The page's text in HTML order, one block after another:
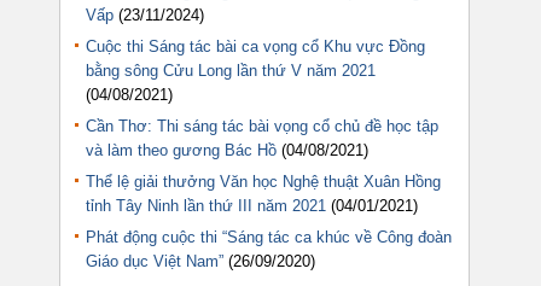
Vấp (23/11/2024)
Cuộc thi Sáng tác bài ca vọng cổ Khu vực Đồng
bằng sông Cửu Long lần thứ V năm 2021
(04/08/2021)
Cần Thơ: Thi sáng tác bài vọng cổ chủ đề học tập
và làm theo gương Bác Hồ (04/08/2021)
Thể lệ giải thưởng Văn học Nghệ thuật Xuân Hồng
tỉnh Tây Ninh lần thứ III năm 2021 (04/01/2021)
Phát động cuộc thi “Sáng tác ca khúc về Công đoàn
Giáo dục Việt Nam” (26/09/2020)